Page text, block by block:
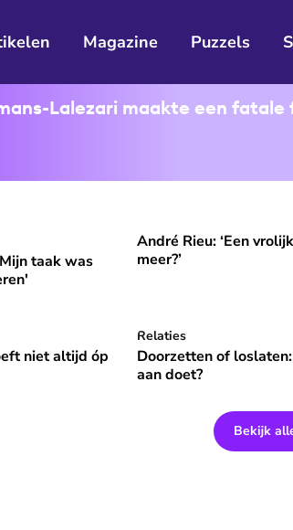
Magazine Puzzels
Lalezari maakte een
taak was vooral niet opvallen, niet
taak was
André Rieu: ‘Een
⭐ Premium
André Rieu: ‘Een
meer?’
niet altijd óp vakantie om gelukkig te zijn’
niet altijd óp
Doorzetten of loslaten:
⭐
Relaties
Doorzetten of
aan doet?
Bekijk